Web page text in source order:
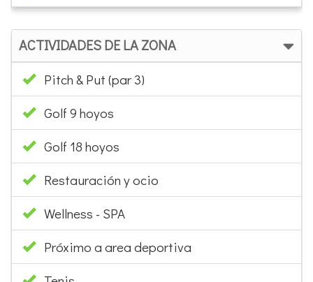
ACTIVIDADES DE LA ZONA
Pitch & Put (par 3)
Golf 9 hoyos
Golf 18 hoyos
Restauración y ocio
Wellness - SPA
Próximo a area deportiva